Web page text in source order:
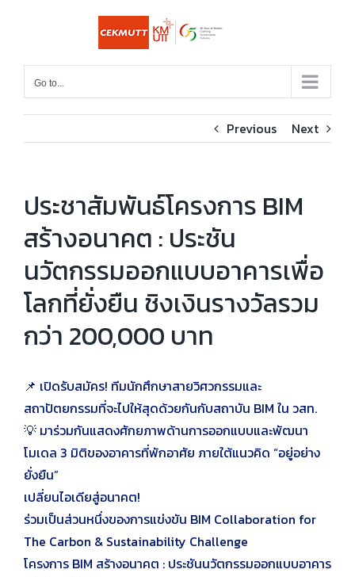
Go to...
Previous Next
ประชาสัมพันธ์โครงการ BIM
สร้างอนาคต : ประชัน
นวัตกรรมออกแบบอาคารเพื่อ
โลกที่ยั่งยืน ชิงเงินรางวัลรวม
กว่า 200,000 บาท
📌 เปิดรับสมัคร! ทีมนักศึกษาสายวิศวกรรมและ
สถาปัตยกรรมที่จะไปให้สุดด้วยกันกับสถาบัน BIM ใน วสท.
💡 มาร่วมกันแสดงศักยภาพด้านการออกแบบและพัฒนา
โมเดล 3 มิติของอาคารที่พักอาศัย ภายใต้แนวคิด “อยู่อย่าง
ยั่งยืน”
เปลี่ยนไอเดียสู่อนาคต!
ร่วมเป็นส่วนหนึ่งของการแข่งขัน BIM Collaboration for
The Carbon & Sustainability Challenge
โครงการ BIM สร้างอนาคต : ประชันนวัตกรรมออกแบบอาคาร